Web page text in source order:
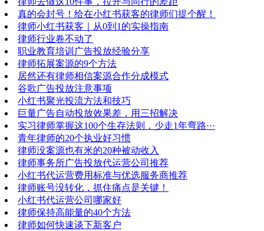
真的会封号！给在小红书获客的律师们提个醒！
律师小红书获客｜从0到1的实操指南
律师行业卷不动了
职业教育培训广告投放经验分享
律师拓展案源的9个方法
居然还有律师相信案源合作分成模式
谷歌广告投放注意事项
小红书聚光投流方法和技巧
巨量广告自动投放效果差，用三招解决
实习律师掌握这100个生存法则，少走1年弯路···
青年律师的20个执业好习惯
律师没案源也有米的20种被动收入
律师事务所广告投放代运营公司推荐
小红书代运营费用标准与优选服务商推荐
律师账号没转化，抓住痛点是关键！
小红书代运营公司哪家好
律师保持高能量的40个方法
律师如何快速谈下新客户